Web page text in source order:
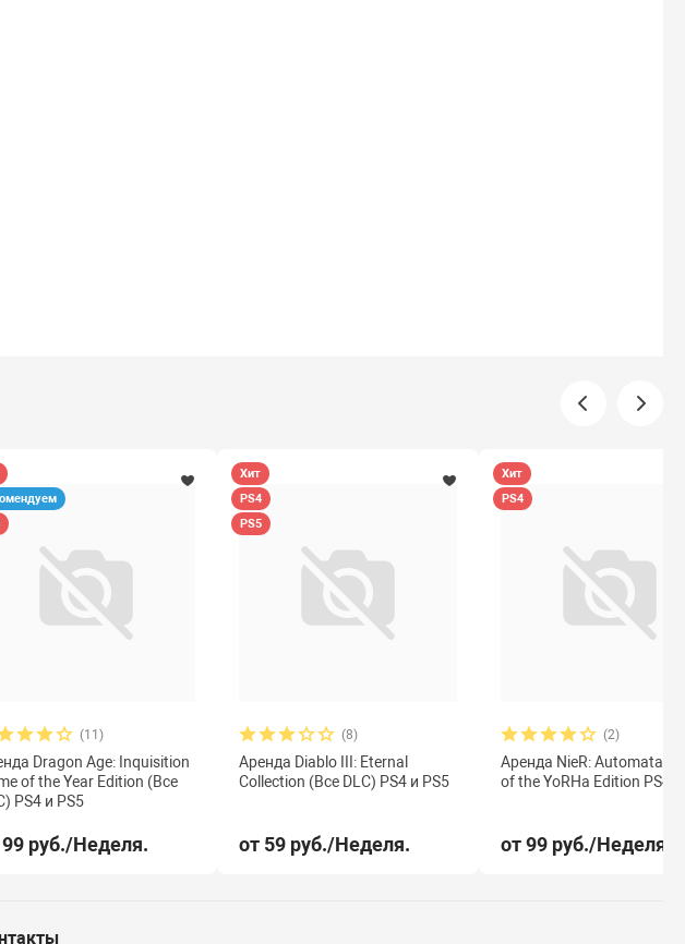
(11)
Dragon Age: Inquisition
of the Year Edition (Все
PS4 и PS5
99 руб./Неделя.
Хит
PS4
PS5
(8)
Аренда Diablo III: Eternal
Collection (Все DLC) PS4 и PS5
от 59 руб./Неделя.
Хит
PS4
(2)
Аренда NieR: Automata
of the YoRHa Edition PS4
от 99 руб./Неделя.